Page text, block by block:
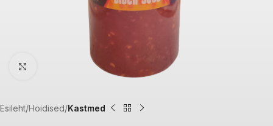
Click to enlarge
Esileht Hoidised Kastmed